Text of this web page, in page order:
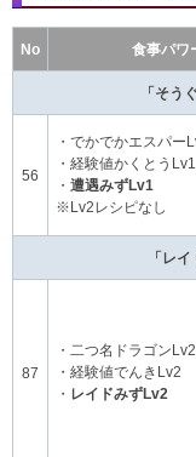
No 食事パワ
「そう
56
・でかでかエスパー
・経験値かくとうLv1
・ 遭遇みずLv1
※Lv2レシピなし
「レ
87
・二つ名ドラゴンLv2
・経験値でんきLv2
・ レイドみずLv2